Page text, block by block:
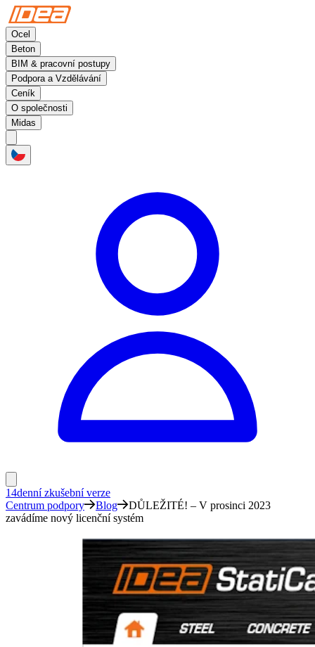
Ocel
Beton
BIM & pracovní postupy
Podpora a Vzdělávání
Ceník
O společnosti
Midas
14denní zkušební verze
Centrum podpory
Blog
DŮLEŽITÉ! – V prosinci 2023
zavádíme nový licenční systém